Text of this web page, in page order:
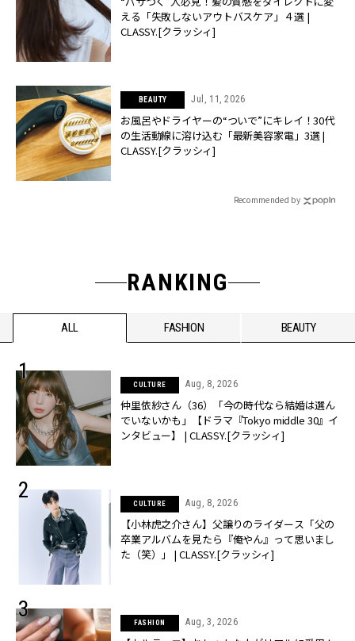
える「失敗しないアウトバスケア」４選 |
CLASSY.[クラッシィ]
BEAUTY Jul, 11, 2026
お風呂やドライヤーの“ついで”にキレイ！30代
の生活動線に溶け込む「最新美容家電」3選 |
CLASSY.[クラッシィ]
Recommended by
RANKING
ALL FASHION BEAUTY
CULTURE Aug, 8, 2026
仲里依紗さん（36）「今の時代なら結婚は選ん
でいないかも」【ドラマ『Tokyo middle 30』イ
ンタビュー】 | CLASSY.[クラッシィ]
CULTURE Aug, 8, 2026
【小林虎之介さん】父譲りのライダース「父の
卒業アルバムを見たら『俺やん』って思いまし
た（笑）」 | CLASSY.[クラッシィ]
FASHION Aug, 3, 2026